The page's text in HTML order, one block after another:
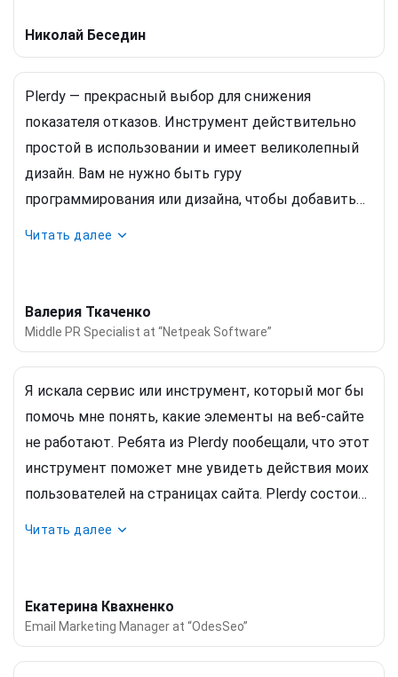
редизайна определенных элементов. С помощью
основной фокус страницы, используя
последовательность кликов.
Николай Беседин
Plerdy — прекрасный выбор для снижения
показателя отказов. Инструмент действительно
простой в использовании и имеет великолепный
дизайн. Вам не нужно быть гуру
программирования или дизайна, чтобы добавить
поведения пользователей на сайте. Plerdy помог
мне снизить
показатель отказови не позволять
больше посетителям оставлять веб-сайт. Я поняла,
Читать далее
Валерия Ткаченко
Middle PR Specialist at “Netpeak Software”
Я искала сервис или инструмент, который мог бы
помочь мне понять, какие элементы на веб-сайте
не работают. Ребята из Plerdy пообещали, что этот
инструмент поможет мне увидеть действия моих
пользователей на страницах сайта. Plerdy состоит
собрать всю необходимую информацию об
элементах, с которыми можно
взаимодействовать на сайте. Итак, я сама сделала
Читать далее
Екатерина Квахненко
Email Marketing Manager at “OdesSeo”